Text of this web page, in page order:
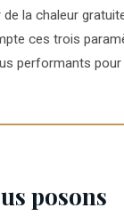
la chaleur
ces trois
performants pour
posons